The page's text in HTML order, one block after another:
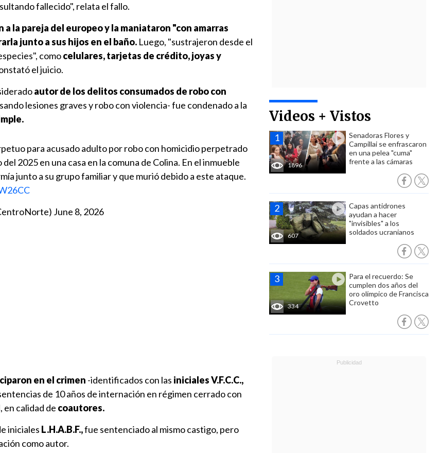
Videos + Vistos
1896
Senadoras Flores y
Campillai se enfrascaron
en una pelea "cuma"
frente a las cámaras
607
Capas antidrones
ayudan a hacer
"invisibles" a los
soldados ucranianos
334
Para el recuerdo: Se
cumplen dos años del
oro olímpico de Francisca
Crovetto
fallecido", relata el fallo.
a la pareja del europeo y la maniataron "con amarras
junto a sus hijos en el baño. Luego, "sustrajeron desde el
comocelulares, tarjetas de crédito, joyas y
el juicio.
autor de los delitos consumados de robo con
lesiones graves y robo con violencia- fue condenado a la
para acusado adulto por robo con homicidio perpetrado
2025 en una casa en la comuna de Colina. En el inmueble
junto a su grupo familiar y que murió debido a este ataque.
June 8, 2026
en el crimen -identificados con las iniciales V.F.C.C.,
de 10 años de internación en régimen cerrado con
en calidad de coautores.
iniciales L.H.A.B.F.,fue sentenciado al mismo castigo, pero
como autor.